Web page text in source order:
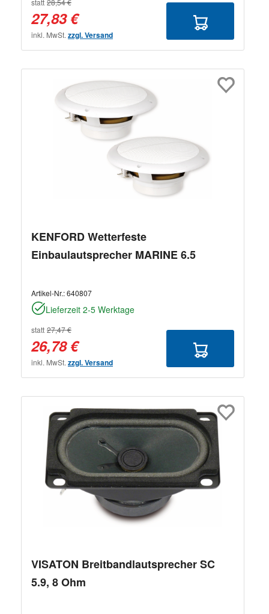
27,83 €
inkl. MwSt. zzgl. Versand
KENFORD Wetterfeste
Einbaulautsprecher MARINE 6.5
Artikel-Nr.:640807
Lieferzeit 2-5 Werktage
statt 27,47 €
26,78 €
inkl. MwSt. zzgl. Versand
VISATON Breitbandlautsprecher SC
5.9, 8 Ohm